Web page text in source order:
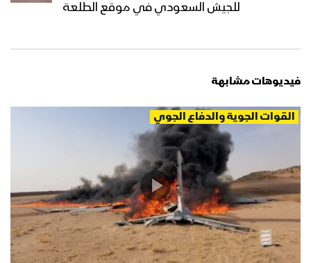
للجيش السعودي في موقع الطلعة
فيديوهات مشابهة
القوات الجوية والدفاع الجوي